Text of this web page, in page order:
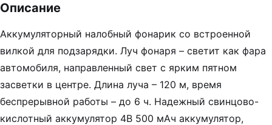
Описание
Аккумуляторный налобный фонарик со встроенной
вилкой для подзарядки. Луч фонаря – светит как фара
автомобиля, направленный свет с ярким пятном
засветки в центре. Длина луча – 120 м, время
беспрерывной работы – до 6 ч. Надежный свинцово-
кислотный аккумулятор 4В 500 мАч аккумулятор,